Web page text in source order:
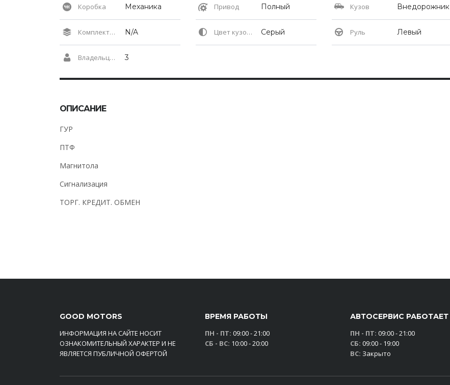
Коробка Механика Привод Полный Кузов Внедорожник
Комплектация N/A Цвет кузова Серый Руль Левый
Владельцев по ПТС 3
ОПИСАНИЕ
ГУР
ПТФ
Магнитола
Сигнализация
ТОРГ. КРЕДИТ. ОБМЕН
GOOD MOTORS
ИНФОРМАЦИЯ НА САЙТЕ НОСИТ
ОЗНАКОМИТЕЛЬНЫЙ ХАРАКТЕР И НЕ
ЯВЛЯЕТСЯ ПУБЛИЧНОЙ ОФЕРТОЙ
ВРЕМЯ РАБОТЫ
ПН - ПТ: 09:00 - 21:00
СБ - ВС: 10:00 - 20:00
АВТОСЕРВИС РАБОТАЕТ
ПН - ПТ: 09:00 - 21:00
СБ: 09:00 - 19:00
ВС: Закрыто